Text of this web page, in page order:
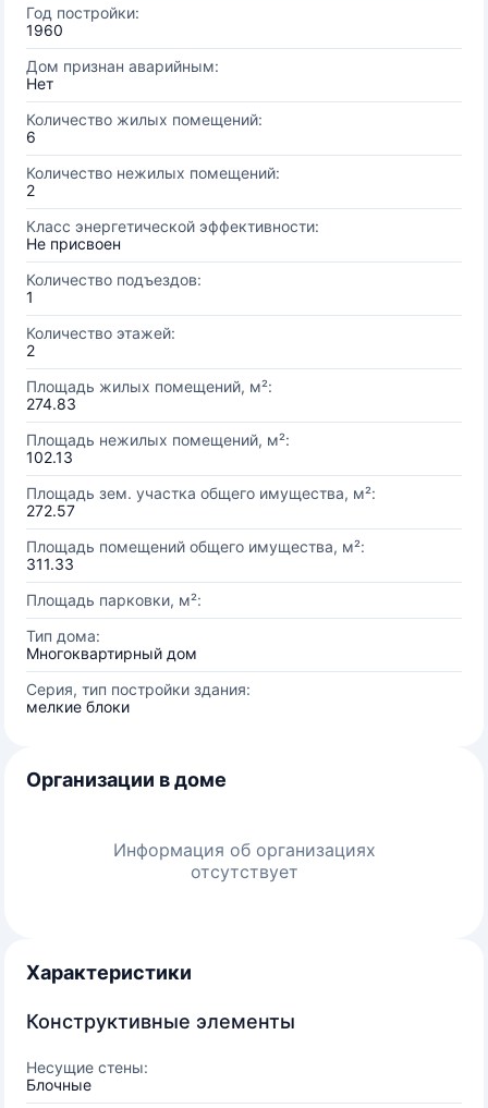
Год постройки:
1960
Дом признан аварийным:
Нет
Количество жилых помещений:
6
Количество нежилых помещений:
2
Класс энергетической эффективности:
Не присвоен
Количество подъездов:
1
Количество этажей:
2
Площадь жилых помещений, м²:
274.83
Площадь нежилых помещений, м²:
102.13
Площадь зем. участка общего имущества, м²:
272.57
Площадь помещений общего имущества, м²:
311.33
Площадь парковки, м²:
Тип дома:
Многоквартирный дом
Серия, тип постройки здания:
мелкие блоки
Организации в доме
Информация об организациях
отсутствует
Характеристики
Конструктивные элементы
Несущие стены:
Блочные